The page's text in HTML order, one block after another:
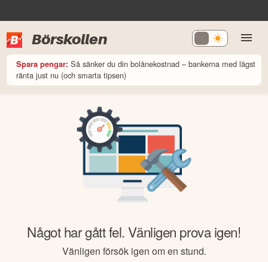
Börskollen
Spara pengar: Så sänker du din bolånekostnad – bankerna med lägst
ränta just nu (och smarta tipsen)
Något har gått fel. Vänligen prova igen!
Vänligen försök igen om en stund.